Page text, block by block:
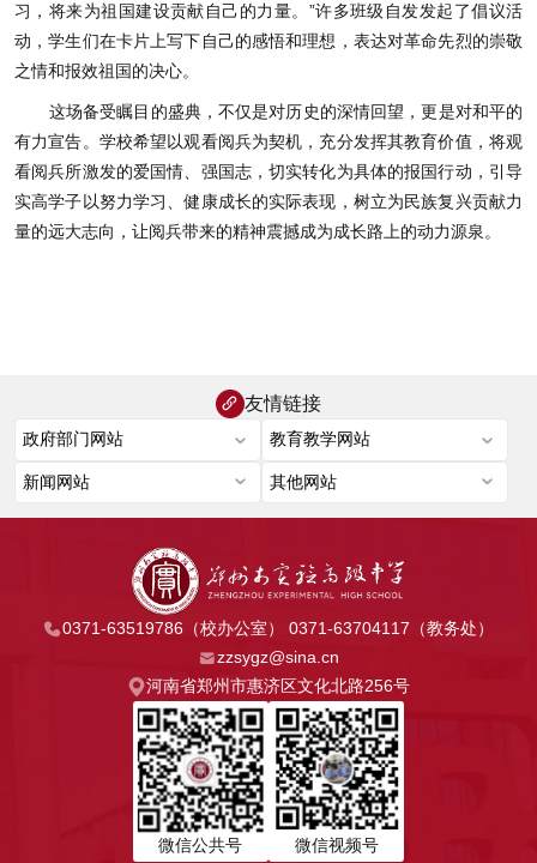
习，将来为祖国建设贡献自己的力量。”许多班级自发发起了倡议活
动，学生们在卡片上写下自己的感悟和理想，表达对革命先烈的崇敬
之情和报效祖国的决心。
这场备受瞩目的盛典，不仅是对历史的深情回望，更是对和平的
有力宣告。学校希望以观看阅兵为契机，充分发挥其教育价值，将观
看阅兵所激发的爱国情、强国志，切实转化为具体的报国行动，引导
实高学子以努力学习、健康成长的实际表现，树立为民族复兴贡献力
量的远大志向，让阅兵带来的精神震撼成为成长路上的动力源泉。
友情链接
0371-63519786（校办公室） 0371-63704117（教务处）
zzsygz@sina.cn
河南省郑州市惠济区文化北路256号
微信公共号 微信视频号